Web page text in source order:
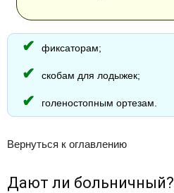
фиксаторам;
скобам для лодыжек;
голеностопным ортезам.
Вернуться к оглавлению
Дают ли больничный?